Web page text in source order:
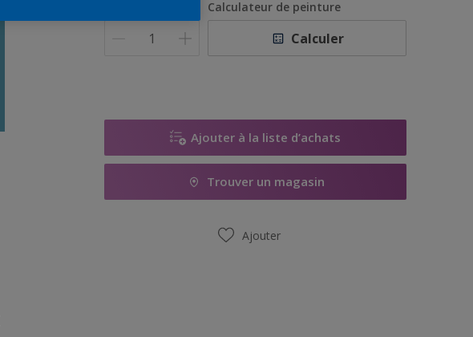
Calculateur de peinture
Calculer
Ajouter à la liste d’achats
Trouver un magasin
Ajouter